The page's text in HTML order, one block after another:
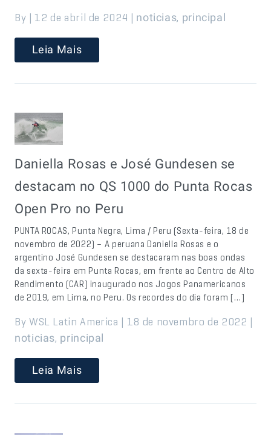
By | 12 de abril de 2024 | noticias, principal
Leia Mais
Daniella Rosas e José Gundesen se
destacam no QS 1000 do Punta Rocas
Open Pro no Peru
PUNTA ROCAS, Punta Negra, Lima / Peru (Sexta-feira, 18 de
novembro de 2022) – A peruana Daniella Rosas e o
argentino José Gundesen se destacaram nas boas ondas
da sexta-feira em Punta Rocas, em frente ao Centro de Alto
Rendimento (CAR) inaugurado nos Jogos Panamericanos
de 2019, em Lima, no Peru. Os recordes do dia foram […]
By WSL Latin America | 18 de novembro de 2022 |
noticias, principal
Leia Mais